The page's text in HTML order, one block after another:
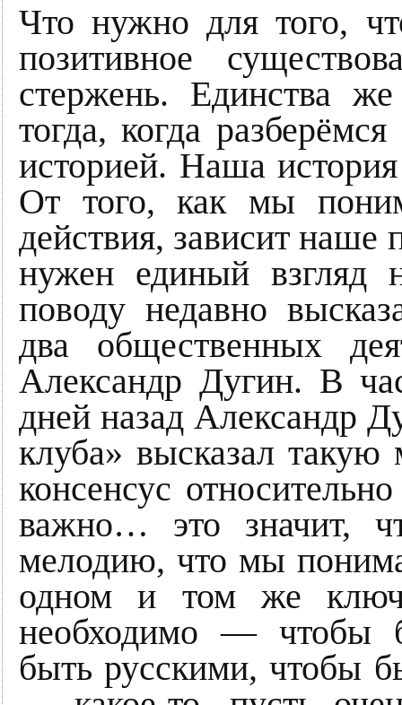
Что нужно для того,
позитивное
стержень. Единства
тогда, когда
историей. Наша
От того, как мы
действия, зависит
нужен единый
поводу недавно
два общественных
Александр Дугин. В
дней назад Александр
клуба» высказал
консенсус
важно… это значит,
мелодию, что мы
одном и том же
необходимо — чтобы
быть русскими, чтобы